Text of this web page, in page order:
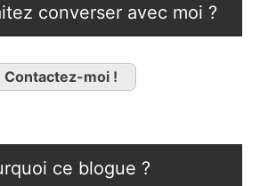
converser avec moi ?
Contactez-moi !
ce blogue ?